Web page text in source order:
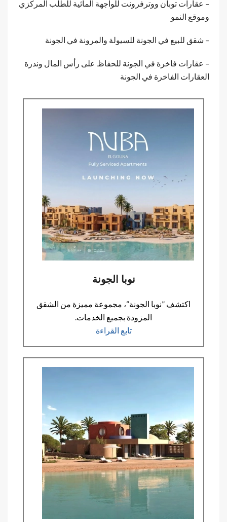
– عقارات توبان ووترفرونت للواجهة المائية للطلب المركزي
وموقع النمو
– شقق للبيع في الجونة للسيولة والمرونة في الجونة
– عقارات فاخرة في الجونة للحفاظ على رأس المال وندرة
العقارات الفاخرة في الجونة
نوبا الجونة
اكتشف ”نوبا الجونة“، مجموعة مميزة من الشقق
المزودة بجميع الخدمات.
تابع القراءة